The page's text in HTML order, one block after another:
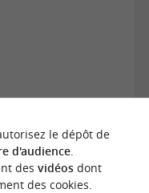
le dépôt de
d'audience.
des vidéosdont
des cookies.